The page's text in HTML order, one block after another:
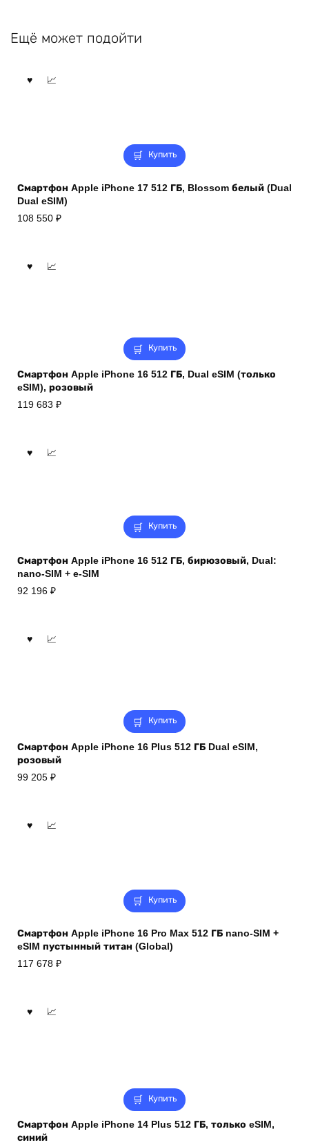
Ещё может подойти
Купить
Смартфон Apple iPhone 17 512 ГБ, Blossom белый (Dual
Dual eSIM)
108 550 ₽
Купить
Смартфон Apple iPhone 16 512 ГБ, Dual eSIM (только
eSIM), розовый
119 683 ₽
Купить
Смартфон Apple iPhone 16 512 ГБ, бирюзовый, Dual:
nano-SIM + e-SIM
92 196 ₽
Купить
Смартфон Apple iPhone 16 Plus 512 ГБ Dual eSIM,
розовый
99 205 ₽
Купить
Смартфон Apple iPhone 16 Pro Max 512 ГБ nano-SIM +
eSIM пустынный титан (Global)
117 678 ₽
Купить
Смартфон Apple iPhone 14 Plus 512 ГБ, только eSIM,
синий